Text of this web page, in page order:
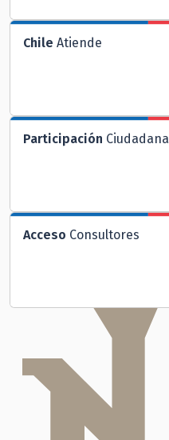
Chile Atiende
Participación Ciudadana
Acceso Consultores